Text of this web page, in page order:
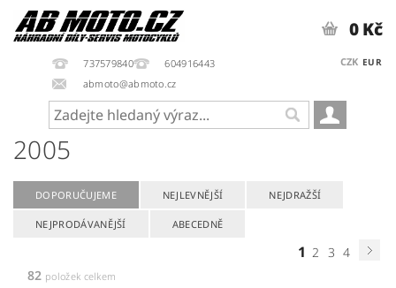
737579840
604916443
abmoto@abmoto.cz
CZK EUR
0 Kč
2005
DOPORUČUJEME NEJLEVNĚJŠÍ NEJDRAŽŠÍ
NEJPRODÁVANĚJŠÍ ABECEDNĚ
1 2 3 4
82 položek celkem